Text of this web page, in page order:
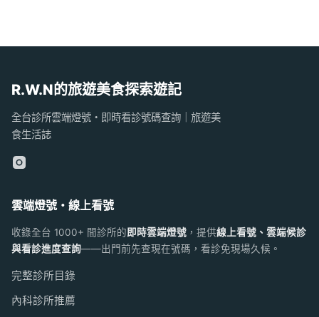
R.W.N的旅遊美食探索遊記
全台診所雲端燈號・即時看診號碼查詢｜旅遊美
食生活誌
雲端燈號・線上看號
收錄全台 1000+ 間診所的即時雲端燈號 ，提供線上看號、雲端候診
與看診進度查詢——出門前先查現在號碼，看診免現場久候。
完整診所目錄
內科診所推薦